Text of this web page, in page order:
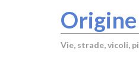
Vie, strade, vicoli,